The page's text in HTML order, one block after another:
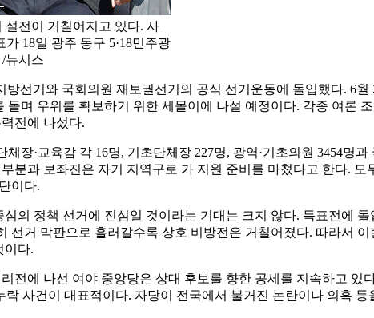
설전이 거칠어지고 있다. 사
18일 광주 동구 5·18민주광
뉴시스
선거와 국회의원 재보궐선거의 공식 선거운동에 돌입했다. 6
며 우위를 확보하기 위한 세몰이에 나설 예정이다. 각종 여론
전에 나섰다.
장·교육감 각 16명, 기초단체장 227명, 광역·기초의원 3454명
분과 보좌진은 자기 지역구로 가 지원 준비를 마쳤다고 한다.
이다.
의 정책 선거에 진심일 것이라는 기대는 크지 않다. 득표전에
선거 막판으로 흘러갈수록 상호 비방전은 거칠어졌다. 따라서
이다.
전에 나선 여야 중앙당은 상대 후보를 향한 공세를 지속하고 있
사건이 대표적이다. 자당이 전국에서 불거진 논란이나 의혹